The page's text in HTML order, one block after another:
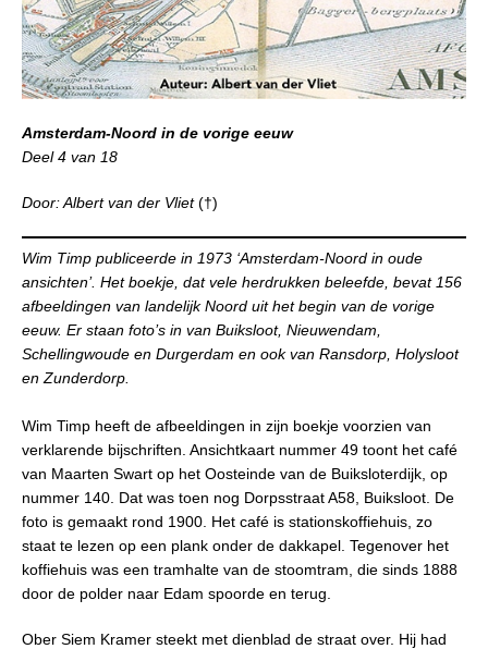
Amsterdam-Noord in de vorige eeuw
Deel 4 van 18
Door: Albert van der Vliet(†)
Wim Timp publiceerde in 1973 ‘Amsterdam-Noord in oude
ansichten’. Het boekje, dat vele herdrukken beleefde, bevat 156
afbeeldingen van landelijk Noord uit het begin van de vorige
eeuw. Er staan foto’s in van Buiksloot, Nieuwendam,
Schellingwoude en Durgerdam en ook van Ransdorp, Holysloot
en Zunderdorp.
Wim Timp heeft de afbeeldingen in zijn boekje voorzien van
verklarende bijschriften. Ansichtkaart nummer 49 toont het café
van Maarten Swart op het Oosteinde van de Buiksloterdijk, op
nummer 140. Dat was toen nog Dorpsstraat A58, Buiksloot. De
foto is gemaakt rond 1900. Het café is stationskoffiehuis, zo
staat te lezen op een plank onder de dakkapel. Tegenover het
koffiehuis was een tramhalte van de stoomtram, die sinds 1888
door de polder naar Edam spoorde en terug.
Ober Siem Kramer steekt met dienblad de straat over. Hij had